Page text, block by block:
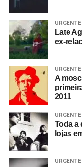
URGENTE
Late
ex-
URGENTE
A
2011
URGENTE
Toda a
lojas
URGENTE